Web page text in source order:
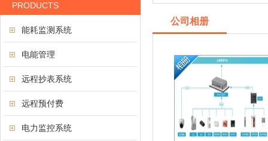
PRODUCTS
能耗监测系统
电能管理
远程抄表系统
远程预付费
电力监控系统
公司相册